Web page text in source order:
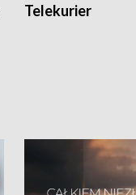
Telekurier